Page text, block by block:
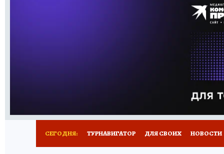
ПРОГНОЗЫ НА СПОРТ
СЕГОДНЯ: ТУРНАВИГАТОР ДЛЯ СВОИХ НОВОСТИ